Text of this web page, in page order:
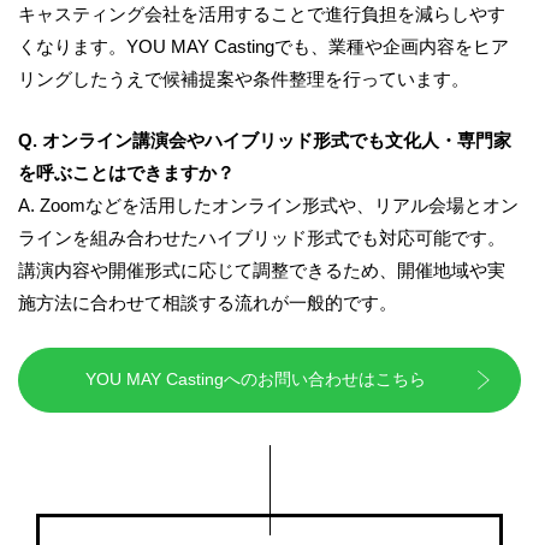
キャスティング会社を活用することで進行負担を減らしやす
くなります。YOU MAY Castingでも、業種や企画内容をヒア
リングしたうえで候補提案や条件整理を行っています。
Q. オンライン講演会やハイブリッド形式でも文化人・専門家
を呼ぶことはできますか？
A. Zoomなどを活用したオンライン形式や、リアル会場とオン
ラインを組み合わせたハイブリッド形式でも対応可能です。
講演内容や開催形式に応じて調整できるため、開催地域や実
施方法に合わせて相談する流れが一般的です。
YOU MAY Castingへのお問い合わせはこちら